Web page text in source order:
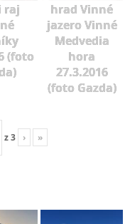
raj
(foto
hrad Vinné
jazero Vinné
Medvedia
hora
27.3.2016
(foto Gazda)
z3 › »